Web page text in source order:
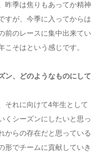
昨季は焦りもあってか精神
すが、今季に入ってからは
前のレースに集中出来てい
こそはという感じです。
ン、どのようなものにして
それに向けて4年生として
くシーズンにしたいと思っ
からの存在だと思っている
形でチームに貢献していき